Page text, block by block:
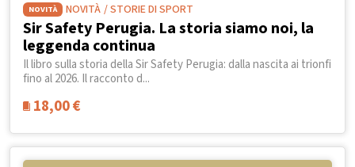
NOVITÀ NOVITÀ / STORIE DI SPORT
Sir Safety Perugia. La storia siamo noi, la
leggenda continua
Il libro sulla storia della Sir Safety Perugia: dalla nascita ai trionfi
fino al 2026. Il racconto d...
18,00€